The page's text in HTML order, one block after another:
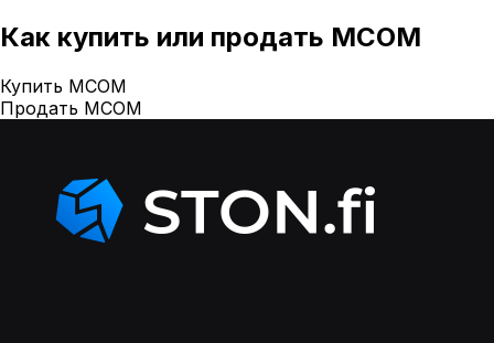
Как купить или продать MCOM
Купить MCOM
Продать MCOM